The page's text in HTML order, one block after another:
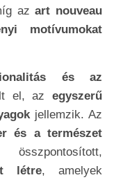
azart nouveau
motívumokat
és az
el, az egyszerű
jellemzik. Az
és a természet
összpontosított,
létre, amelyek